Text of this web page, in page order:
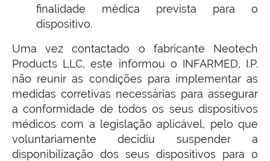
finalidade médica prevista para o
dispositivo.
Uma vez contactado o fabricante Neotech
Products LLC, este informou o INFARMED, I.P.
não reunir as condições para implementar as
medidas corretivas necessárias para assegurar
a conformidade de todos os seus dispositivos
médicos com a legislação aplicável, pelo que
voluntariamente decidiu suspender a
disponibilização dos seus dispositivos para o